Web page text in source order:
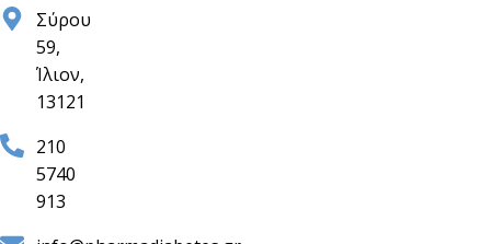
Σύρου
59,
Ίλιον,
13121
210
5740
913